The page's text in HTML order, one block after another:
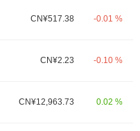
CN¥517.38 -0.01 %
CN¥2.23 -0.10 %
CN¥12,963.73 0.02 %